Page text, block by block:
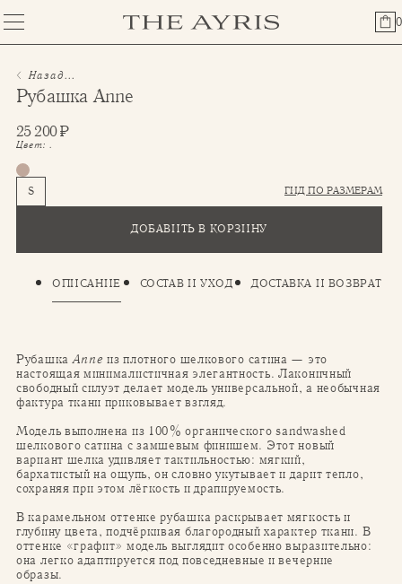
0
Назад...
Рубашка Anne
25 200₽
Цвет:.
S ГИД ПО РАЗМЕРАМ
ДОБАВИТЬ В КОРЗИНУ
ОПИСАНИЕ СОСТАВ И УХОД ДОСТАВКА И ВОЗВРАТ
РубашкаAnne из плотного шелкового сатина — это
настоящая минималистичная элегантность. Лаконичный
свободный силуэт делает модель универсальной, а необычная
фактура ткани приковывает взгляд.
Модель выполнена из 100% органического sandwashed
шелкового сатина с замшевым финишем. Этот новый
вариант шелка удивляет тактильностью: мягкий,
бархатистый на ощупь, он словно укутывает и дарит тепло,
сохраняя при этом лёгкость и драпируемость.
В карамельном оттенке рубашка раскрывает мягкость и
глубину цвета, подчёркивая благородный характер ткани. В
оттенке «графит» модель выглядит особенно выразительно:
она легко адаптируется под повседневные и вечерние
образы.